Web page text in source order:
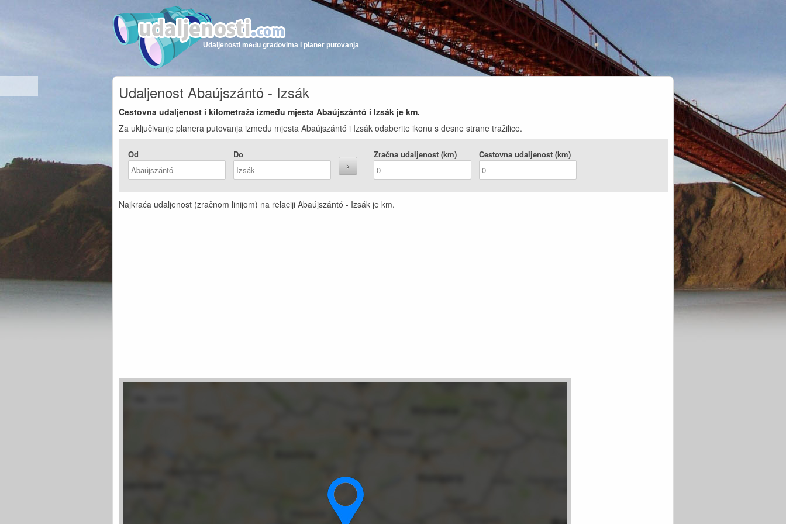
Udaljenosti među gradovima i planer putovanja
Udaljenost Abaújszántó - Izsák
Cestovna udaljenost i kilometraža između mjesta Abaújszántó i Izsák je km.
Za uključivanje planera putovanja između mjesta Abaújszántó i Izsák odaberite ikonu s desne strane tražilice.
Od Do Zračna udaljenost (km) Cestovna udaljenost (km)
Najkraća udaljenost (zračnom linijom) na relaciji Abaújszántó - Izsák je km.